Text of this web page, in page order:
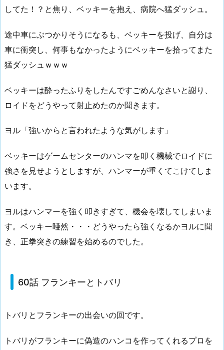
してた！？と焦り、ベッキーを抱え、病院へ猛ダッシュ。
途中車にぶつかりそうになるも、ベッキーを投げ、自分は
車に衝突し、何事もなかったようにベッキーを拾ってまた
猛ダッシュｗｗｗ
ベッキーは酔ったふりをしたんですごめんなさいと謝り、
ロイドをどうやって射止めたのか聞きます。
ヨル「強いからと言われたような気がします」
ベッキーはゲームセンターのハンマを叩く機械でロイドに
強さを見せようとしますが、ハンマーが重くてこけてしま
います。
ヨルはハンマーを強く叩きすぎて、機会を壊してしまいま
す。ベッキー唖然・・・どうやったら強くなるかヨルに聞
き、正拳突きの練習を始めるのでした。
60話 フランキーとトバリ
トバリとフランキーの出会いの回です。
トバリがフランキーに偽造のハンコを作ってくれるプロを